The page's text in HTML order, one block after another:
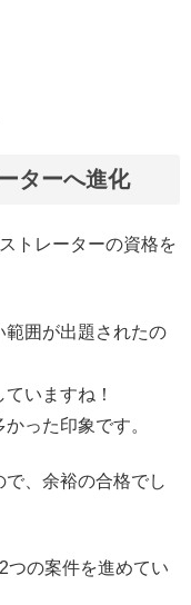
ターへ進化
トレーターの資格を
範囲が出題されたの
いますね！
った印象です。
、余裕の合格でし
つの案件を進めてい